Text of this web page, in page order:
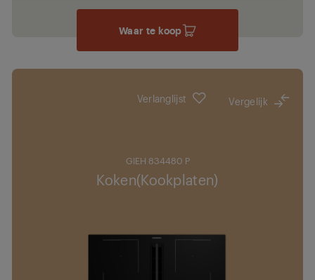
Waar te koop
Verlanglijst Vergelijk
GIEH 834480 P
Koken(Kookplaten)